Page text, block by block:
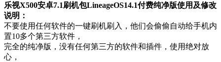
乐视X500安卓7.1刷机包LineageOS14.1付费纯净版使用及修改
说明：
不要使用任何软件的一键刷机刷入，他们会偷偷自动给手机内
置10多个第三方软件，
完全的纯净版，没有任何第三方的软件和插件，使用绝对放
心，